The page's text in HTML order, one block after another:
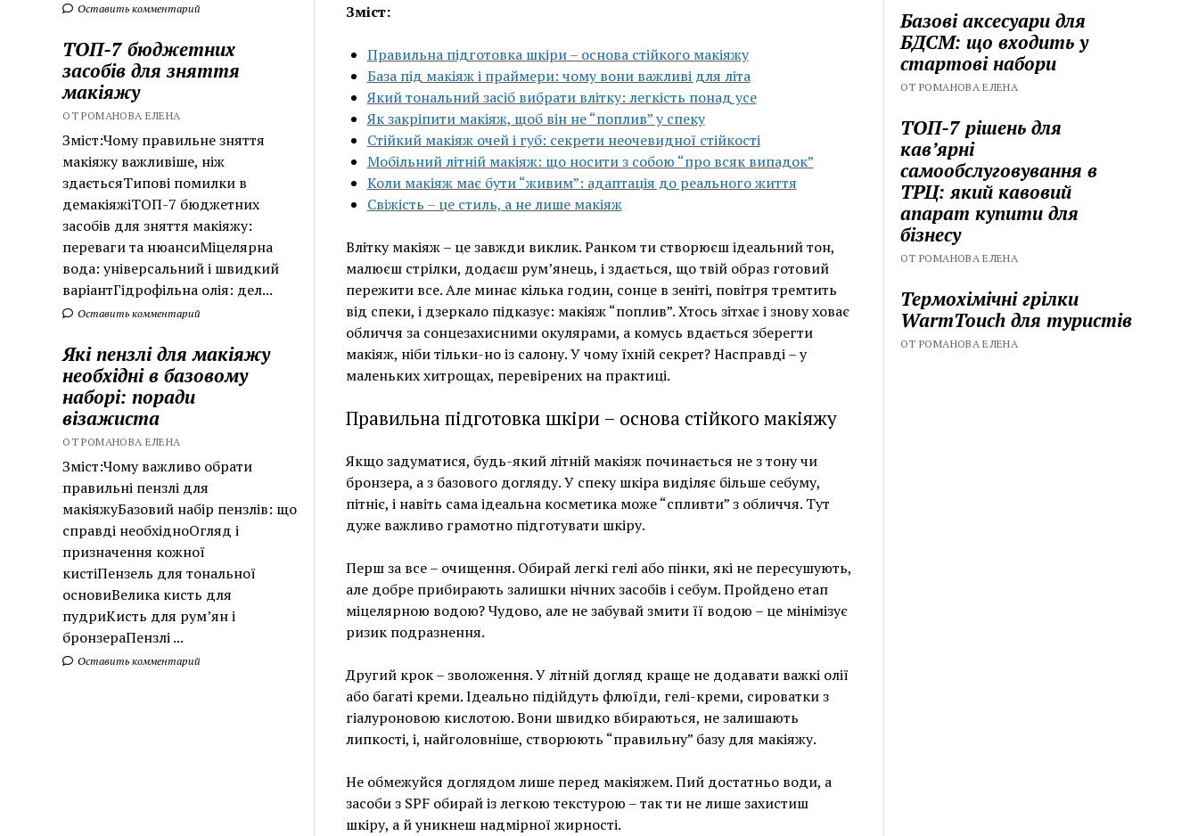
Оставить комментарий
ТОП-7 бюджетних
засобів для зняття
макіяжу
ОТ РОМАНОВА ЕЛЕНА
Зміст:Чому правильне зняття
макіяжу важливіше, ніж
здаєтьсяТипові помилки в
демакіяжіТОП-7 бюджетних
засобів для зняття макіяжу:
переваги та нюансиМіцелярна
вода: універсальний і швидкий
варіантГідрофільна олія: дел...
Оставить комментарий
Які пензлі для макіяжу
необхідні в базовому
наборі: поради
візажиста
ОТ РОМАНОВА ЕЛЕНА
Зміст:Чому важливо обрати
правильні пензлі для
макіяжуБазовий набір пензлів: що
справді необхідноОгляд і
призначення кожної
кистіПензель для тональної
основиВелика кисть для
пудриКисть для рум’ян і
бронзераПензлі ...
Оставить комментарий
Зміст:
Правильна підготовка шкіри – основа стійкого макіяжу
База під макіяж і праймери: чому вони важливі для літа
Який тональний засіб вибрати влітку: легкість понад усе
Як закріпити макіяж, щоб він не “поплив” у спеку
Стійкий макіяж очей і губ: секрети неочевидної стійкості
Мобільний літній макіяж: що носити з собою “про всяк випадок”
Коли макіяж має бути “живим”: адаптація до реального життя
Свіжість – це стиль, а не лише макіяж
Влітку макіяж – це завжди виклик. Ранком ти створюєш ідеальний тон,
малюєш стрілки, додаєш рум’янець, і здається, що твій образ готовий
пережити все. Але минає кілька годин, сонце в зеніті, повітря тремтить
від спеки, і дзеркало підказує: макіяж “поплив”. Хтось зітхає і знову ховає
обличчя за сонцезахисними окулярами, а комусь вдається зберегти
макіяж, ніби тільки-но із салону. У чому їхній секрет? Насправді – у
маленьких хитрощах, перевірених на практиці.
Правильна підготовка шкіри – основа стійкого макіяжу
Якщо задуматися, будь-який літній макіяж починається не з тону чи
бронзера, а з базового догляду. У спеку шкіра виділяє більше себуму,
пітніє, і навіть сама ідеальна косметика може “спливти” з обличчя. Тут
дуже важливо грамотно підготувати шкіру.
Перш за все – очищення. Обирай легкі гелі або пінки, які не пересушують,
але добре прибирають залишки нічних засобів і себум. Пройдено етап
міцелярною водою? Чудово, але не забувай змити її водою – це мінімізує
ризик подразнення.
Другий крок – зволоження. У літній догляд краще не додавати важкі олії
або багаті креми. Ідеально підійдуть флюїди, гелі-креми, сироватки з
гіалуроновою кислотою. Вони швидко вбираються, не залишають
липкості, і, найголовніше, створюють “правильну” базу для макіяжу.
Не обмежуйся доглядом лише перед макіяжем. Пий достатньо води, а
засоби з SPF обирай із легкою текстурою – так ти не лише захистиш
шкіру, а й уникнеш надмірної жирності.
Базові аксесуари для
БДСМ: що входить у
стартові набори
ОТ РОМАНОВА ЕЛЕНА
ТОП-7 рішень для
кавʼярні
самообслуговування в
ТРЦ: який кавовий
апарат купити для
бізнесу
ОТ РОМАНОВА ЕЛЕНА
Термохімічні грілки
WarmTouch для туристів
ОТ РОМАНОВА ЕЛЕНА